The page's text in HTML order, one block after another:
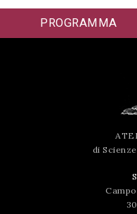
PROGRAMMA
di